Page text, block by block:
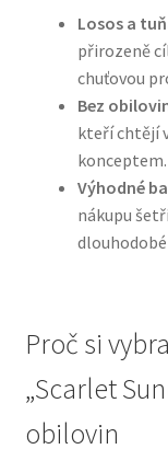
N&D Farmina
Oblečky pro psy
Pamlsky pro psy
Pelíšky pro psy
Přepravky pro
Purizon pro
Losos a
přirozeně
chuťovou
Bez
kteří chtějí
konceptem.
Výhodné
nákupu
Proč si
„Scarlet
obilovin